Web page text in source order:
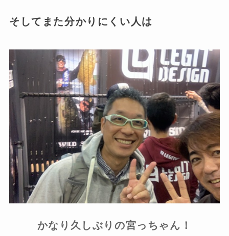
そしてまた分かりにくい人は
かなり久しぶりの宮っちゃん！